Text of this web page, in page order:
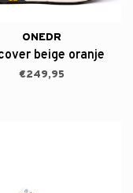
ONEDR
beige oranje
€249,95